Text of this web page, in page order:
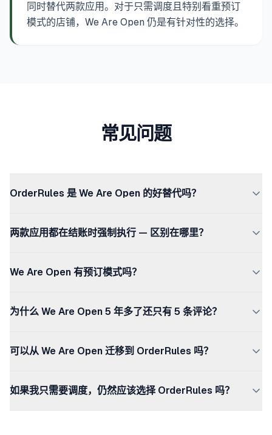
同时替代两款应用。对于只需调度且特别看重预订
模式的店铺，We Are Open 仍是有针对性的选择。
常见问题
OrderRules 是 We Are Open 的好替代吗？
或按客户规则的店铺，OrderRules 是合适的 We Are Open
仅做调度；OrderRules 同时涵盖调度和原本需要第二款应
两款应用都在结账时强制执行 — 区别在哪里？
业时间。区别在于范围：We Are Open 仅做调度，而
客户购买上限、消费上限、按客户标签规则和 CSV 批量管
We Are Open 有预订模式吗？
是其在调度类应用中的亮点功能。OrderRules 通过手动配
关。
为什么 We Are Open 5 年多了还只有 5 条评论？
狭窄的场景 — 需要强制执行营业时间的 Shopify 店铺。评
作为参考，OrderRules 目前在 App Store 上有 25 多条评
可以从 We Are Open 迁移到 OrderRules 吗？
你可以在保留 We Are Open 的同时安装 OrderRules，配
置营业时间以及任何其他所需规则，在草稿订单上验证，然
如果我只需要调度，仍然应该选择 OrderRules 吗？